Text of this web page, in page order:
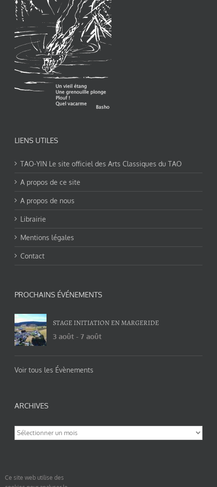
LIENS UTILES
TAO-YIN Le site officiel des Arts Classiques du TAO
A propos de ce site
A propos de nous
Librairie
Mentions légales
Contact
PROCHAINS ÉVÉNEMENTS
STAGE INITIATION EN MARGERIDE
3 août - 7 août
Voir tous les Évènements
ARCHIVES
Archives
Ce site web utilise des